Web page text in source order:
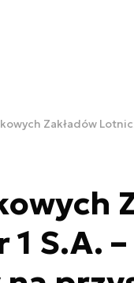
Zakładów
S.A.